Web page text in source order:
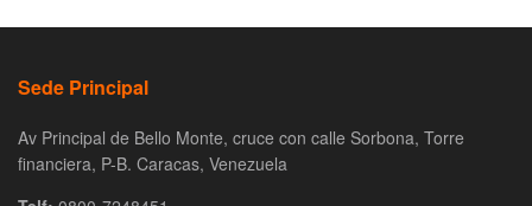
Sede Principal
Av Principal de Bello Monte, cruce con calle Sorbona, Torre
financiera, P-B. Caracas, Venezuela